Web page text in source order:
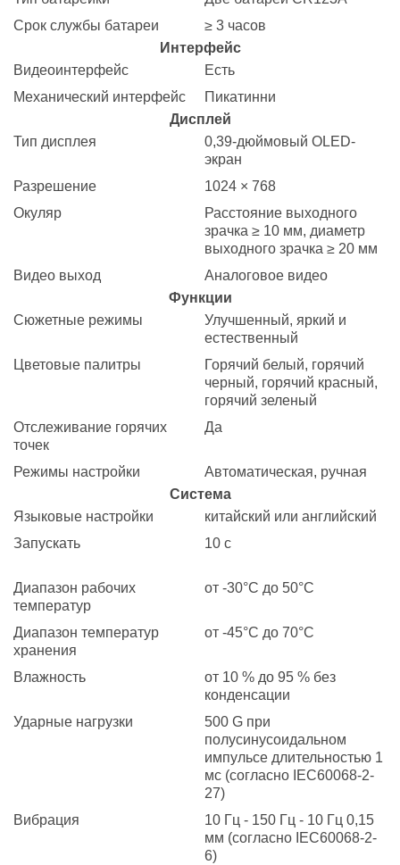
Срок службы батареи
≥ 3 часов
Интерфейс
Видеоинтерфейс
Есть
Механический интерфейс
Пикатинни
Дисплей
Тип дисплея
0,39-дюймовый OLED-
экран
Разрешение
1024 × 768
Окуляр
Расстояние выходного
зрачка ≥ 10 мм, диаметр
выходного зрачка ≥ 20 мм
Видео выход
Аналоговое видео
Функции
Сюжетные режимы
Улучшенный, яркий и
естественный
Цветовые палитры
Горячий белый, горячий
черный, горячий красный,
горячий зеленый
Отслеживание горячих
точек
Да
Режимы настройки
Автоматическая, ручная
Система
Языковые настройки
китайский или английский
Запускать
10 с
Диапазон рабочих
температур
от -30°C до 50°C
Диапазон температур
хранения
от -45°C до 70°C
Влажность
от 10 % до 95 % без
конденсации
Ударные нагрузки
500 G при
полусинусоидальном
импульсе длительностью 1
мс (согласно IEC60068-2-
27)
Вибрация
10 Гц - 150 Гц - 10 Гц 0,15
мм (согласно IEC60068-2-
6)